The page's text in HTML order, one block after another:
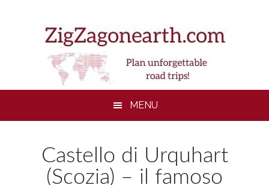
MENU
Castello di Urquhart
(Scozia) – il famoso